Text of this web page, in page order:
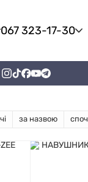
067 323-17-30
за назвою